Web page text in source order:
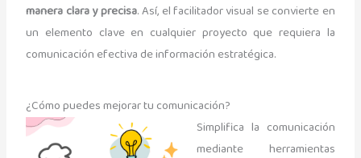
manera clara y precisa. Así, el facilitador visual se convierte en
un elemento clave en cualquier proyecto que requiera la
comunicación efectiva de información estratégica.
¿Cómo puedes mejorar tu comunicación?
Simplifica la comunicación
mediante herramientas